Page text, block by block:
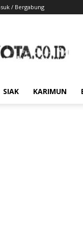
/ Bergabung
Kota
SIAK KARIMUN